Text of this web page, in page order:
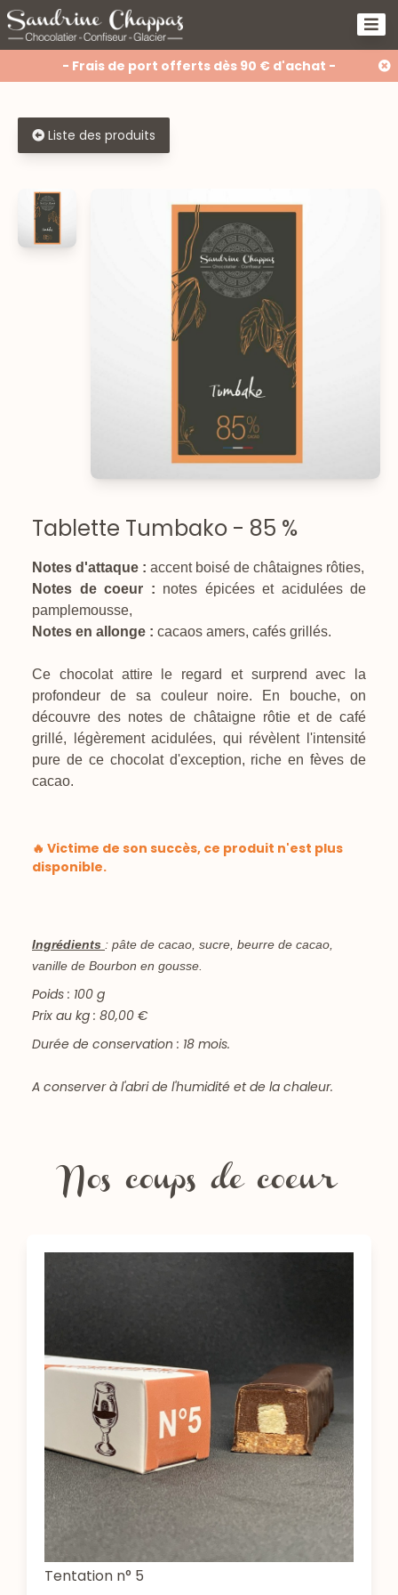
- Frais de port offerts dès 90 € d'achat -
Liste des produits
Tablette Tumbako - 85 %
Notes d'attaque : accent boisé de châtaignes rôties,
Notes de coeur : notes épicées et acidulées de
pamplemousse,
Notes en allonge : cacaos amers, cafés grillés.
Ce chocolat attire le regard et surprend avec la
profondeur de sa couleur noire. En bouche, on
découvre des notes de châtaigne rôtie et de café
grillé, légèrement acidulées, qui révèlent l'intensité
pure de ce chocolat d'exception, riche en fèves de
cacao.
🔥 Victime de son succès, ce produit n'est plus
disponible.
Ingrédients : pâte de cacao, sucre, beurre de cacao,
vanille de Bourbon en gousse.
Poids : 100 g
Prix au kg : 80,00 €
Durée de conservation : 18 mois.
A conserver à l'abri de l'humidité et de la chaleur.
Nos coups de coeur
Tentation n° 5